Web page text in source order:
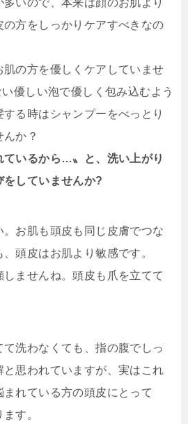
の方をしっかりケアすべきなの
の方を優しくケアしていませ
優しい泡で優しく包み込むよう
る時はシャンプーをべっとり
か？
ているから…〟と、洗い上がり
していませんか?
お肌も頭皮も同じ皮膚でつな
頭皮はお肌より敏感です。
ませんね。頭皮も爪を立てて
洗わなくても、指の腹でしっ
思われていますが、実はこれ
れている方の頭皮にとって
す。